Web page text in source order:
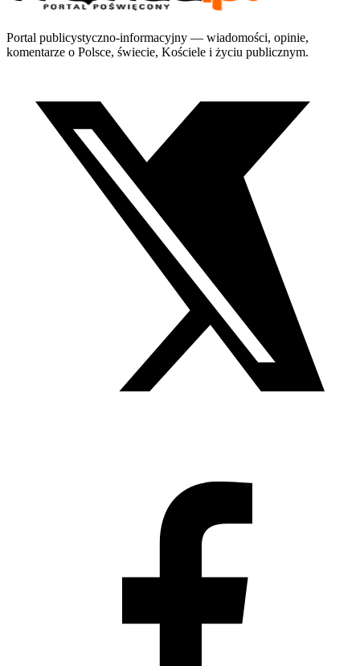
Portal publicystyczno-informacyjny — wiadomości, opinie,
komentarze o Polsce, świecie, Kościele i życiu publicznym.